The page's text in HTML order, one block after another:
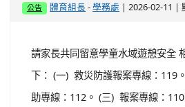
公告 體育組長 -學務處 | 2026-02-11 |
請家長共同留意學童水域遊憩安全
下： (一) 救災防護報案專線：119
助專線：112。 (三) 報案專線：